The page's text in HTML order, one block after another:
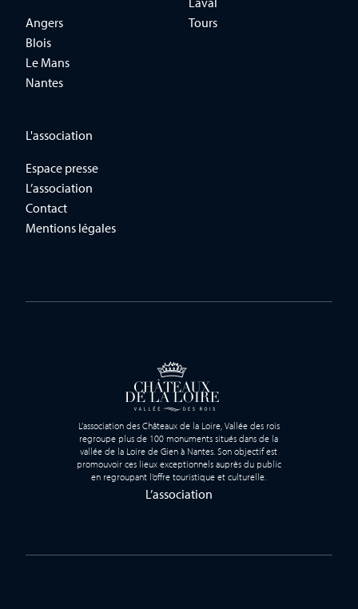
L’association des Châteaux de la Loire, Vallée des rois
regroupe plus de 100 monuments situés dans de la
vallée de la Loire de Gien à Nantes. Son objectif est
promouvoir ces lieux exceptionnels auprès du public
en regroupant l’offre touristique et culturelle.
L’association
Angers
Blois
Le Mans
Nantes
Tours
L'association
Espace presse
L’association
Contact
Mentions légales